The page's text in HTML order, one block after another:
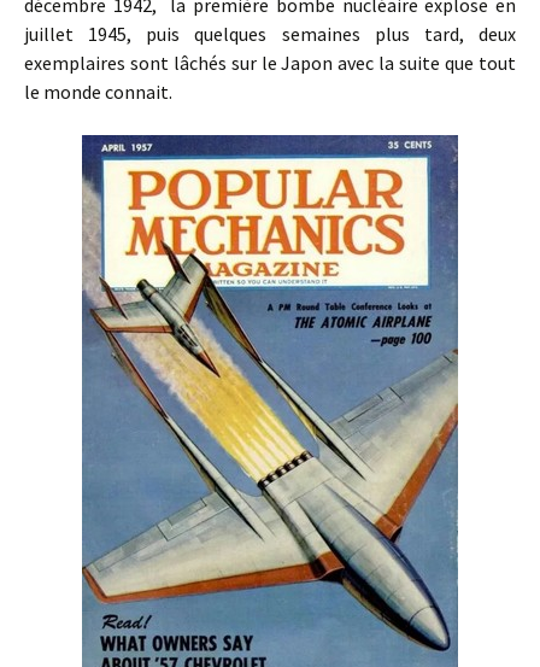
décembre 1942, la première bombe nucléaire explose en
juillet 1945, puis quelques semaines plus tard, deux
exemplaires sont lâchés sur le Japon avec la suite que tout
le monde connait.